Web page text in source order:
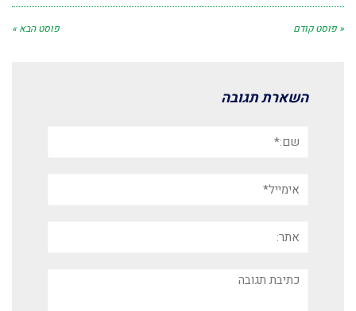
« פוסט קודם פוסט הבא »
השארת תגובה
תגובה